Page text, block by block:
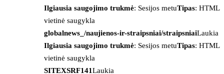
Ilgiausia saugojimo trukmė: Sesijos metuTipas: HTML
vietinė saugykla
globalnews_/naujienos-ir-straipsniai/straipsniaiLaukia
Ilgiausia saugojimo trukmė: Sesijos metuTipas: HTML
vietinė saugykla
SITEXSRF141Laukia